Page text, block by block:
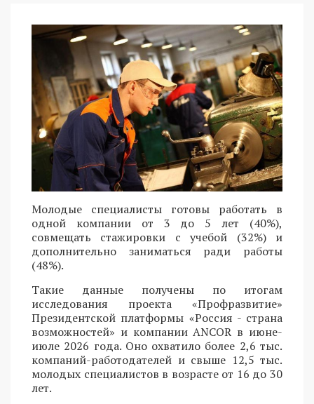
Молодые специалисты готовы работать в
одной компании от 3 до 5 лет (40%),
совмещать стажировки с учебой (32%) и
дополнительно заниматься ради работы
(48%).
Такие данные получены по итогам
исследования проекта «Профразвитие»
Президентской платформы «Россия - страна
возможностей» и компании ANCOR в июне-
июле 2026 года. Оно охватило более 2,6 тыс.
компаний-работодателей и свыше 12,5 тыс.
молодых специалистов в возрасте от 16 до 30
лет.